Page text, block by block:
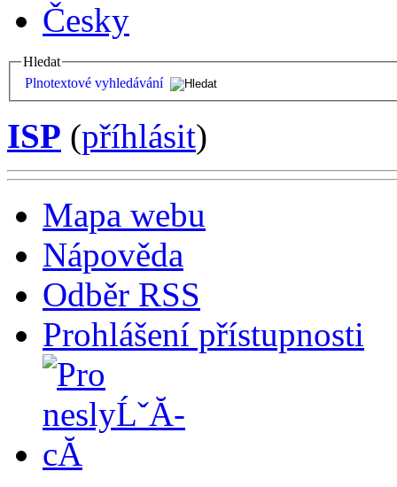
Česky
Hledat
Plnotextové vyhledávání
ISP (příhlásit)
Mapa webu
Nápověda
Odběr RSS
Prohlášení přístupnosti